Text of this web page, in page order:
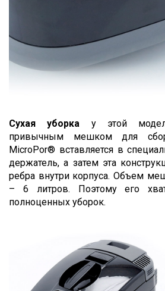
Сухая уборка у этой
привычным мешком для
MicroPor® вставляется в
держатель, а затем эта
ребра внутри корпуса. Объем
– 6 литров. Поэтому его
полноценных уборок.